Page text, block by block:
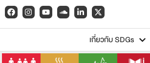
เกี่ยวกับ SDGs